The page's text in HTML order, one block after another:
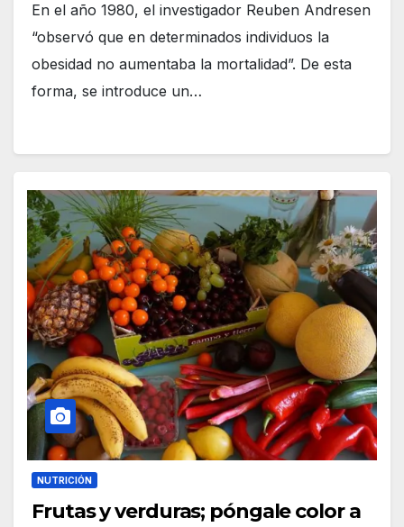
En el año 1980, el investigador Reuben Andresen
“observó que en determinados individuos la
obesidad no aumentaba la mortalidad”. De esta
forma, se introduce un…
NUTRICIÓN
Frutas y verduras; póngale color a